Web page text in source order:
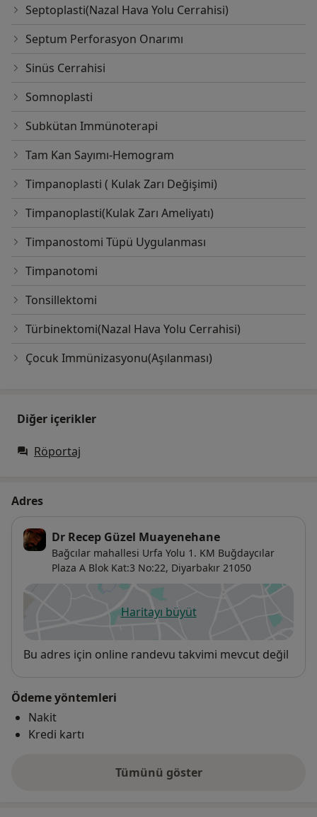
Septoplasti(Nazal Hava Yolu Cerrahisi)
Septum Perforasyon Onarımı
Sinüs Cerrahisi
Somnoplasti
Subkütan Immünoterapi
Tam Kan Sayımı-Hemogram
Timpanoplasti ( Kulak Zarı Değişimi)
Timpanoplasti(Kulak Zarı Ameliyatı)
Timpanostomi Tüpü Uygulanması
Timpanotomi
Tonsillektomi
Türbinektomi(Nazal Hava Yolu Cerrahisi)
Çocuk Immünizasyonu(Aşılanması)
Diğer içerikler
Röportaj
Adres
Dr Recep Güzel Muayenehane
Bağcılar mahallesi Urfa Yolu 1. KM Buğdaycılar
Plaza A Blok Kat:3 No:22, Diyarbakır 21050
Haritayı büyütyeni bir sekmede açılır
Uygunluk
Bu adres için online randevu takvimi mevcut değil
Ödeme yöntemleri
Nakit
Kredi kartı
Tümünü göster
adres hakkında